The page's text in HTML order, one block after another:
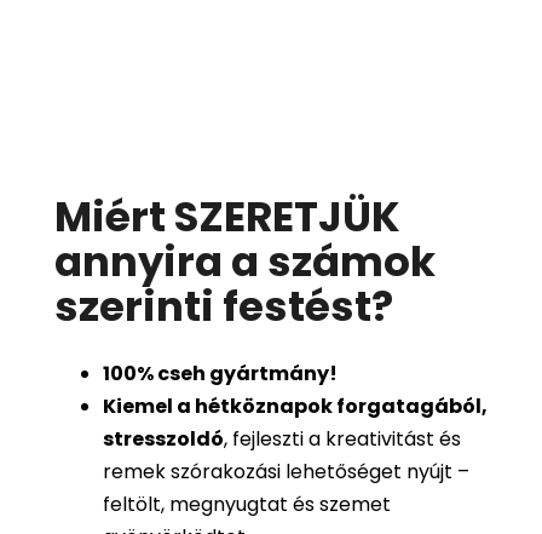
Miért SZERETJÜK
annyira a számok
szerinti festést?
100%cseh gyártmány!
Kiemel a hétköznapok forgatagából,
stresszoldó, fejleszti a kreativitást és
remek szórakozási lehetőséget nyújt –
feltölt, megnyugtat és szemet